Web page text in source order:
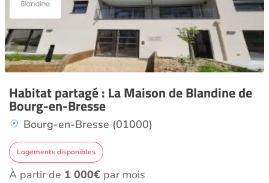
Habitat partagé : La Maison de Blandine de
Bourg-en-Bresse
Bourg-en-Bresse (01000)
Logements disponibles
À partir de 1 000€ par mois